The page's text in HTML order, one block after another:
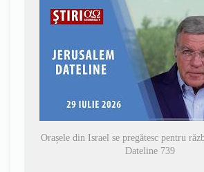
Orașele din Israel se pregătesc pentru
Dateline 739